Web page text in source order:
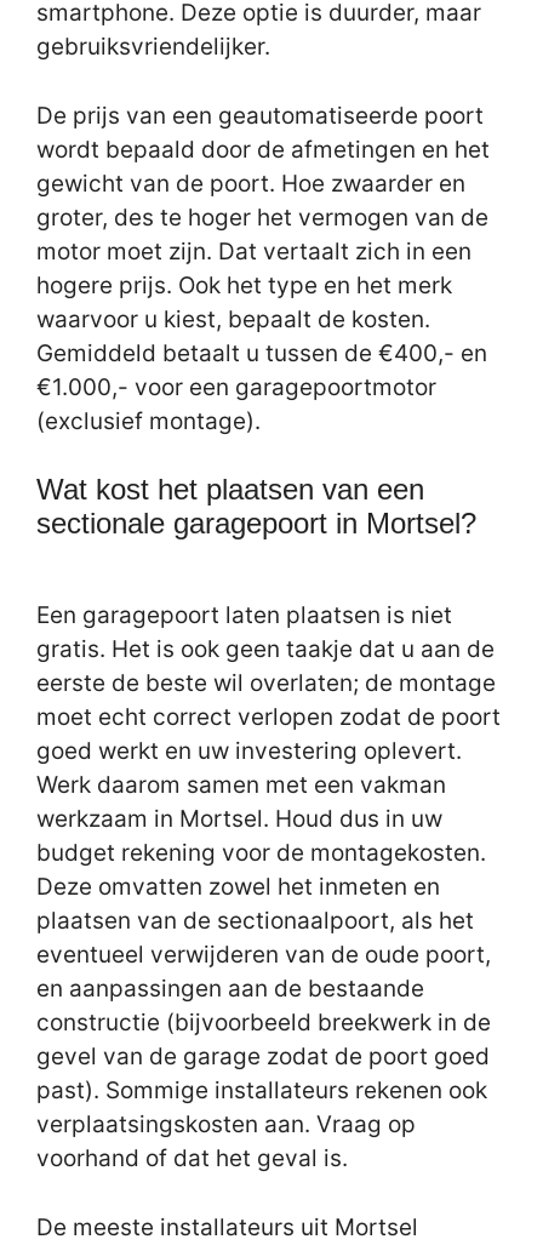
smartphone. Deze optie is duurder, maar
gebruiksvriendelijker.
De prijs van een geautomatiseerde poort
wordt bepaald door de afmetingen en het
gewicht van de poort. Hoe zwaarder en
groter, des te hoger het vermogen van de
motor moet zijn. Dat vertaalt zich in een
hogere prijs. Ook het type en het merk
waarvoor u kiest, bepaalt de kosten.
Gemiddeld betaalt u tussen de €400,- en
€1.000,- voor een garagepoortmotor
(exclusief montage).
Wat kost het plaatsen van een
sectionale garagepoort in Mortsel?
Een garagepoort laten plaatsen is niet
gratis. Het is ook geen taakje dat u aan de
eerste de beste wil overlaten; de montage
moet echt correct verlopen zodat de poort
goed werkt en uw investering oplevert.
Werk daarom samen met een vakman
werkzaam in Mortsel. Houd dus in uw
budget rekening voor de montagekosten.
Deze omvatten zowel het inmeten en
plaatsen van de sectionaalpoort, als het
eventueel verwijderen van de oude poort,
en aanpassingen aan de bestaande
constructie (bijvoorbeeld breekwerk in de
gevel van de garage zodat de poort goed
past). Sommige installateurs rekenen ook
verplaatsingskosten aan. Vraag op
voorhand of dat het geval is.
De meeste installateurs uit Mortsel